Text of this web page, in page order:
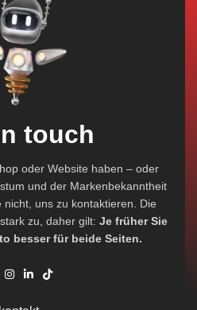
touch
oder Website haben – oder
und der Markenbekanntheit
uns zu kontaktieren. Die
zu, daher gilt: Je früher Sie
besser für beide Seiten.